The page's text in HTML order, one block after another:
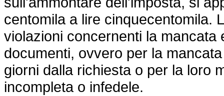
centomila a lire cinquecentomila.
violazioni concernenti la
documenti, ovvero per la
giorni dalla richiesta o per la loro
incompleta o infedele.